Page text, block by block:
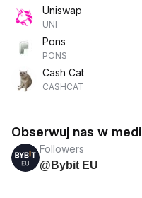
Uniswap
UNI
Pons
PONS
Cash Cat
CASHCAT
Obserwuj nas w
Followers
@Bybit EU